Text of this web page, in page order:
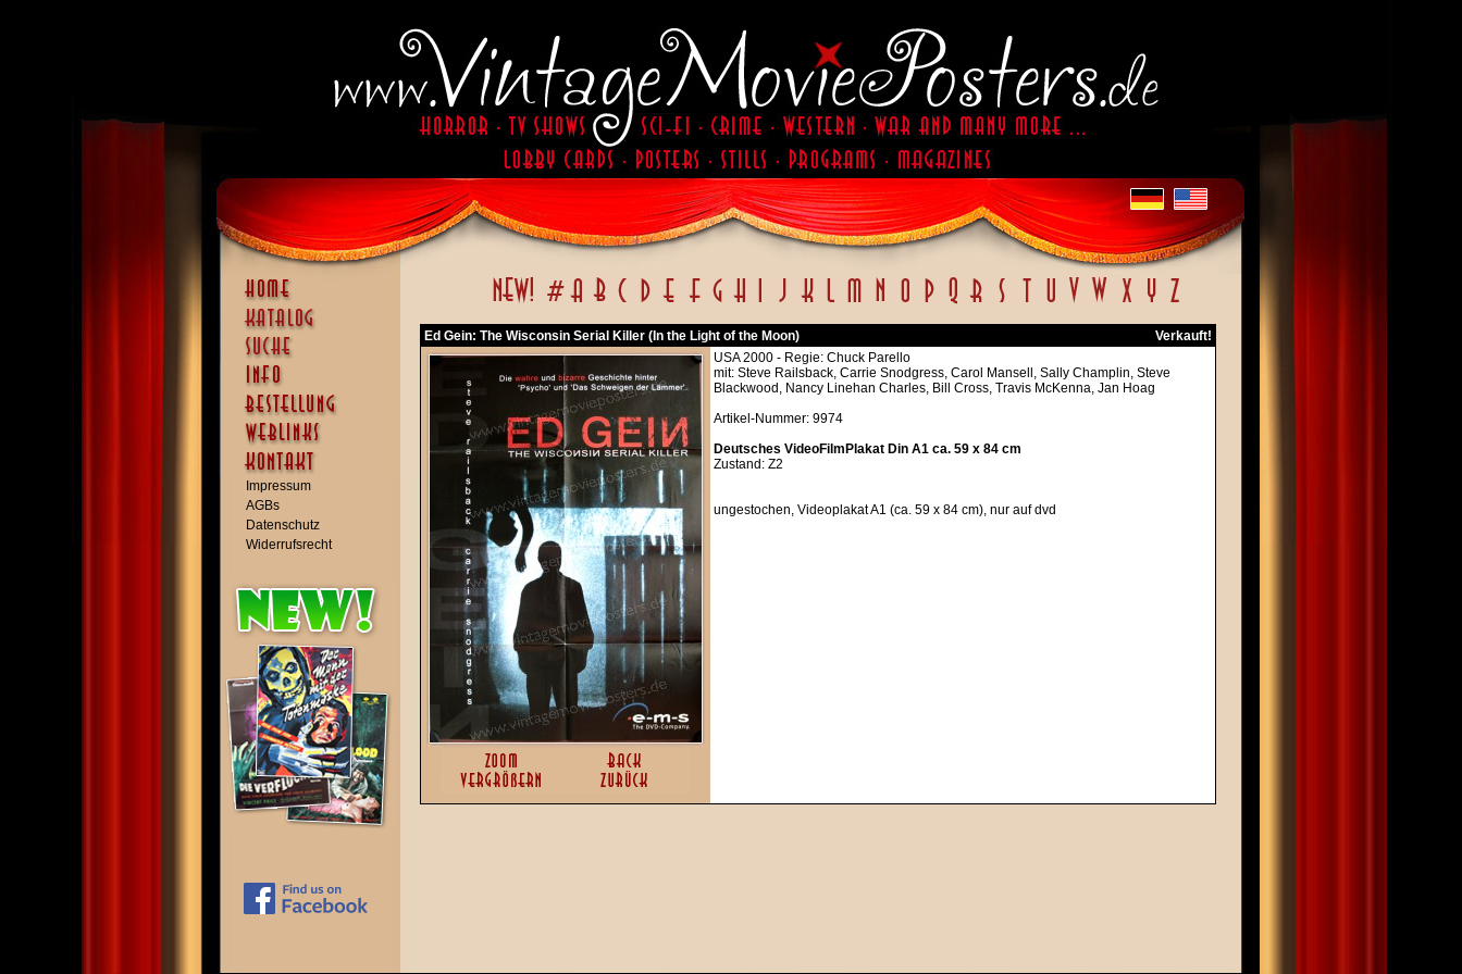
Impressum
AGBs
Datenschutz
Widerrufsrecht
Ed Gein: The Wisconsin Serial Killer (In the Light of the Moon)
Verkauft!
USA 2000 - Regie: Chuck Parello
mit: Steve Railsback, Carrie Snodgress, Carol Mansell, Sally Champlin, Steve
Blackwood, Nancy Linehan Charles, Bill Cross, Travis McKenna, Jan Hoag
Artikel-Nummer: 9974
Deutsches VideoFilmPlakat Din A1 ca. 59 x 84 cm
Zustand: Z2
ungestochen, Videoplakat A1 (ca. 59 x 84 cm), nur auf dvd